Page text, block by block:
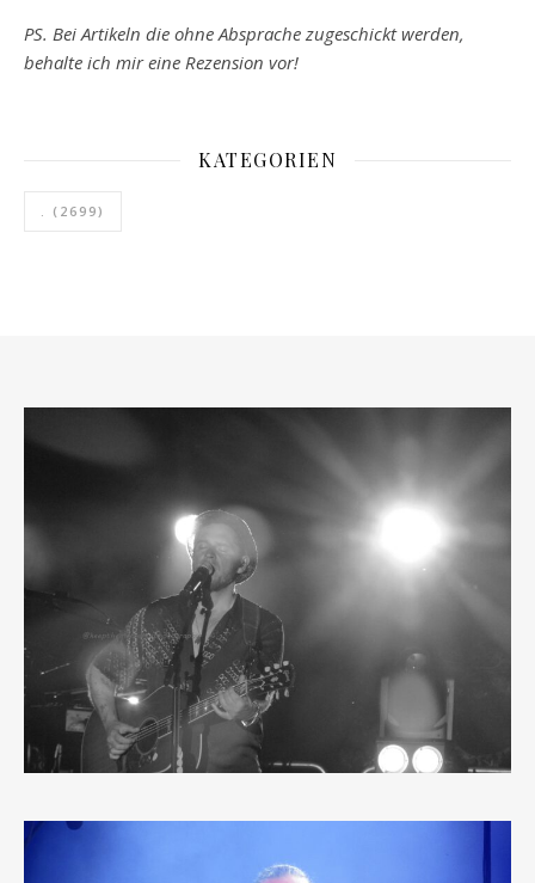
PS. Bei Artikeln die ohne Absprache zugeschickt werden,
behalte ich mir eine Rezension vor!
KATEGORIEN
. (2699)